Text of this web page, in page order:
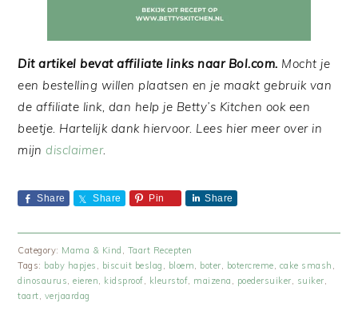
Dit artikel bevat affiliate links naar Bol.com. Mocht je
een bestelling willen plaatsen en je maakt gebruik van
de affiliate link, dan help je Betty’s Kitchen ook een
beetje. Hartelijk dank hiervoor. Lees hier meer over in
mijndisclaimer.
Share Share Pin Share
Category: Mama & Kind
Taart Recepten
Tags: baby hapjes biscuit beslag bloem boter botercreme cake smash
dinosaurus ,eieren kidsproof kleurstof maizena poedersuiker suiker
taart verjaardag